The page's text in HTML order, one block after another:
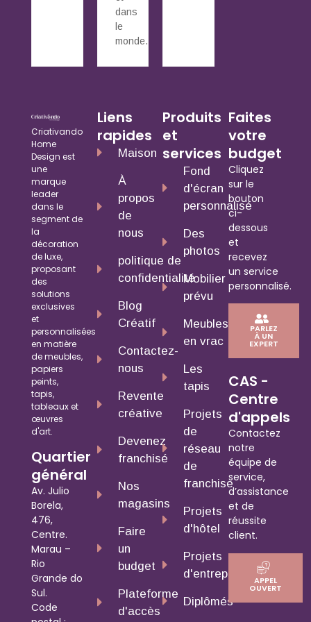
Criativando
Home
Design est
une
marque
leader
dans le
segment de
la
décoration
de luxe,
proposant
des
solutions
exclusives
et
personnalisées
en matière
de meubles,
papiers
peints,
tapis,
tableaux et
œuvres
d'art.
Quartier
général
Av. Julio
Borela,
476,
Centre.
Marau –
Rio
Grande do
Sul.
Code
Liens
rapides
Maison
À
propos
de
nous
politique de
confidentialité
Blog
Créatif
Contactez-
nous
Revente
créative
Devenez
franchisé
Nos
magasins
Faire
un
budget
Plateforme
d'accès
Produits
et
services
Fond
d'écran
personnalisé
Des
photos
Mobilier
prévu
Meubles
en vrac
Les
tapis
Projets
de
réseau
de
franchise
Projets
d'hôtel
Projets
d'entreprise
Diplômés
Faites
votre
budget
Cliquez
sur le
bouton
ci-
dessous
et
recevez
un service
personnalisé.
PARLEZ
À UN
EXPERT
CAS -
Centre
d'appels
Contactez
notre
équipe de
service,
d’assistance
et de
réussite
client.
APPEL
OUVERT
dans
le
monde.